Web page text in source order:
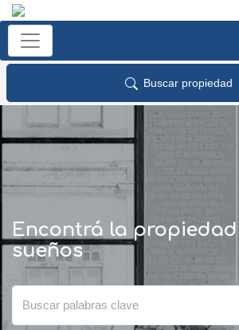
Buscar propiedad
Encontrá la
sueños